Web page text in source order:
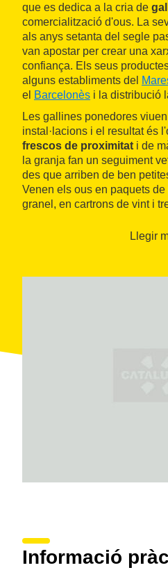
que es dedica a la cria de
comercialització d'ous. La
als anys setanta del segle
van apostar per crear una
confiança. Els seus
alguns establiments del
el Barcelonès i la distribució
Les gallines ponedores
instal·lacions i el resultat és
frescos de proximitat i de
la granja fan un seguiment
des que arriben de ben
Venen els ous en paquets
granel, en cartrons de vint i
Llegir
Informació